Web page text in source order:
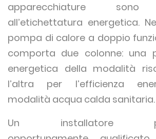
apparecchiature sono
all’etichettatura energetica.
pompa di calore a doppio
comporta due colonne: una
energetica della modalità
l’altra per l’efficienza
modalità acqua calda sanitaria.
Un installatore